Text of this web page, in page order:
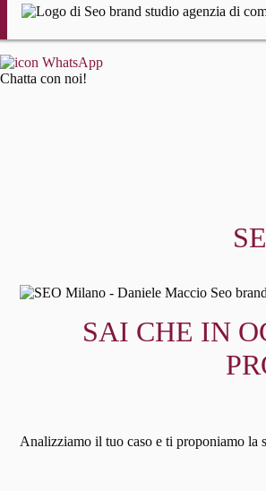
Chatta con noi!
SAI CHE IN
Analizziamo il tuo caso e ti proponiamo